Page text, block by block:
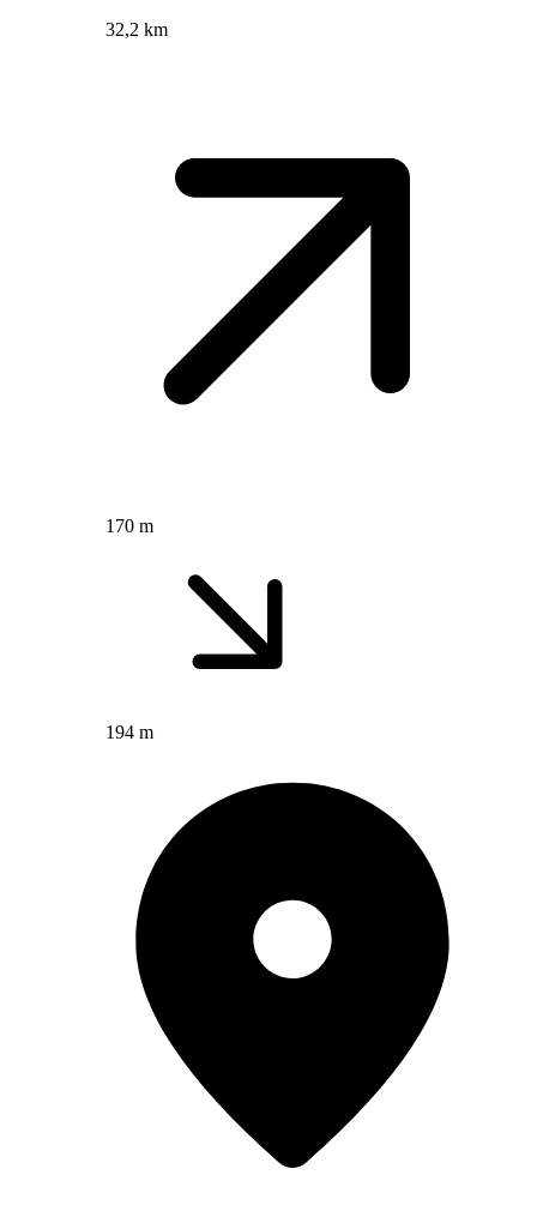
32,2 km
170 m
194 m